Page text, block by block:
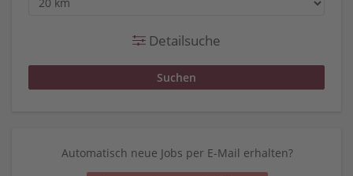
Detailsuche
Automatisch neue Jobs per E-Mail erhalten?